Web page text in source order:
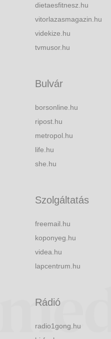
dietaesfitnesz.hu
vitorlazasmagazin.hu
videkize.hu
tvmusor.hu
Bulvár
borsonline.hu
ripost.hu
metropol.hu
life.hu
she.hu
Szolgáltatás
freemail.hu
koponyeg.hu
videa.hu
lapcentrum.hu
Rádió
radio1gong.hu